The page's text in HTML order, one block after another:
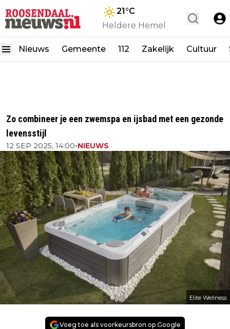
21°C
Heldere Hemel
Nieuws Gemeente 112 Zakelijk Cultuur
Zo combineer je een zwemspa en ijsbad met een gezonde
levensstijl
12 SEP 2025, 14:00•NIEUWS
Elite Wellness
Voeg toe als voorkeursbron op Google